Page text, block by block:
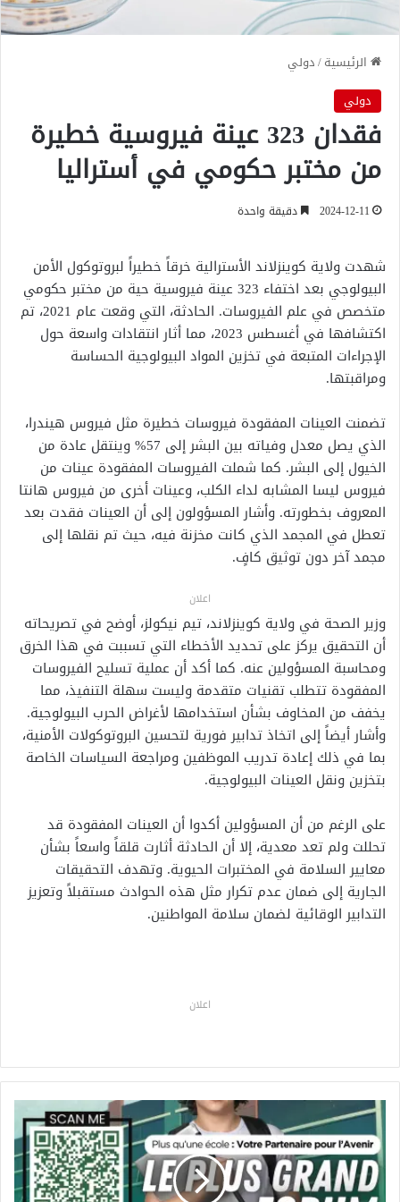
الرئيسية/دولي
دولي
فقدان 323 عينة فيروسية خطيرة
من مختبر حكومي في أستراليا
2024-12-11 دقيقة واحدة
شهدت ولاية كوينزلاند الأسترالية خرقاً خطيراً لبروتوكول الأمن
البيولوجي بعد اختفاء 323 عينة فيروسية حية من مختبر حكومي
متخصص في علم الفيروسات. الحادثة، التي وقعت عام 2021، تم
اكتشافها في أغسطس 2023، مما أثار انتقادات واسعة حول
الإجراءات المتبعة في تخزين المواد البيولوجية الحساسة
ومراقبتها.
تضمنت العينات المفقودة فيروسات خطيرة مثل فيروس هيندرا،
الذي يصل معدل وفياته بين البشر إلى 57% وينتقل عادة من
الخيول إلى البشر. كما شملت الفيروسات المفقودة عينات من
فيروس ليسا المشابه لداء الكلب، وعينات أخرى من فيروس هانتا
المعروف بخطورته. وأشار المسؤولون إلى أن العينات فقدت بعد
تعطل في المجمد الذي كانت مخزنة فيه، حيث تم نقلها إلى
مجمد آخر دون توثيق كافٍ.
اعلان
وزير الصحة في ولاية كوينزلاند، تيم نيكولز، أوضح في تصريحاته
أن التحقيق يركز على تحديد الأخطاء التي تسببت في هذا الخرق
ومحاسبة المسؤولين عنه. كما أكد أن عملية تسليح الفيروسات
المفقودة تتطلب تقنيات متقدمة وليست سهلة التنفيذ، مما
يخفف من المخاوف بشأن استخدامها لأغراض الحرب البيولوجية.
وأشار أيضاً إلى اتخاذ تدابير فورية لتحسين البروتوكولات الأمنية،
بما في ذلك إعادة تدريب الموظفين ومراجعة السياسات الخاصة
بتخزين ونقل العينات البيولوجية.
على الرغم من أن المسؤولين أكدوا أن العينات المفقودة قد
تحللت ولم تعد معدية، إلا أن الحادثة أثارت قلقاً واسعاً بشأن
معايير السلامة في المختبرات الحيوية. وتهدف التحقيقات
الجارية إلى ضمان عدم تكرار مثل هذه الحوادث مستقبلاً وتعزيز
التدابير الوقائية لضمان سلامة المواطنين.
اعلان
م
ح